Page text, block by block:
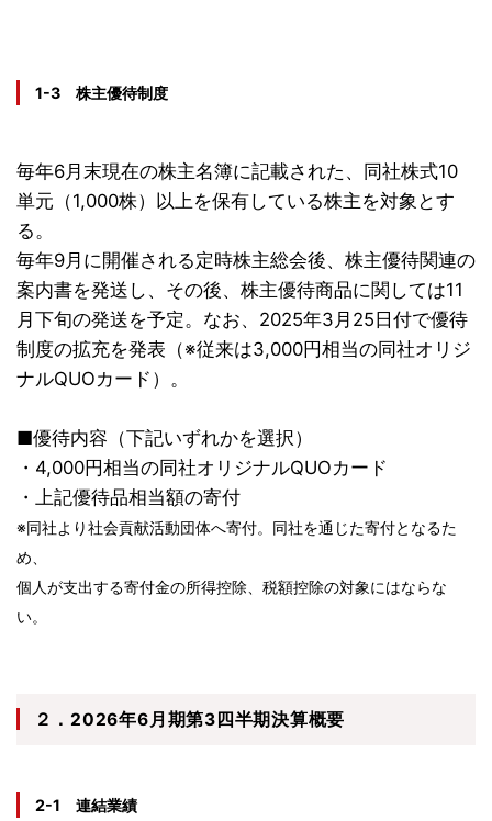
1-3 株主優待制度
毎年6月末現在の株主名簿に記載された、同社株式10
単元（1,000株）以上を保有している株主を対象とす
る。
毎年9月に開催される定時株主総会後、株主優待関連の
案内書を発送し、その後、株主優待商品に関しては11
月下旬の発送を予定。なお、2025年3月25日付で優待
制度の拡充を発表（※従来は3,000円相当の同社オリジ
ナルQUOカード）。
■優待内容（下記いずれかを選択）
・4,000円相当の同社オリジナルQUOカード
・上記優待品相当額の寄付
※同社より社会貢献活動団体へ寄付。同社を通じた寄付となるた
め、
個人が支出する寄付金の所得控除、税額控除の対象にはならな
い。
２．2026年6月期第3四半期決算概要
2-1 連結業績